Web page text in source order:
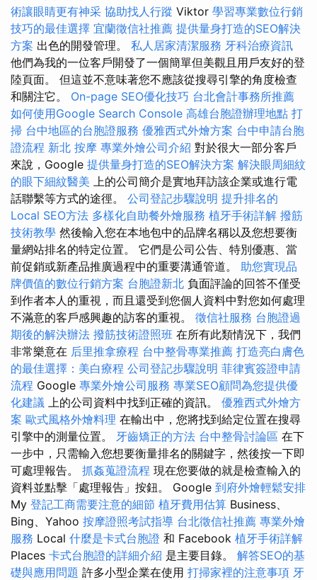
術讓眼睛更有神采 協助找人行蹤 Viktor 學習專業數位行銷
技巧的最佳選擇 宜蘭徵信社推薦 提供量身打造的SEO解決
方案 出色的開發管理。 私人居家清潔服務 牙科治療資訊
他們為我的一位客戶開發了一個簡單但美觀且用戶友好的登
陸頁面。 但這並不意味著您不應該從搜尋引擎的角度檢查
和關注它。 On-page SEO優化技巧 台北會計事務所推薦
如何使用Google Search Console 高雄台胞證辦理地點 打
掃 台中地區的台胞證服務 優雅西式外燴方案 台中申請台胞
證流程 新北 按摩 專業外燴公司介紹 對於很大一部分客戶
來說，Google 提供量身打造的SEO解決方案 解決眼周細紋
的眼下細紋醫美 上的公司簡介是實地拜訪該企業或進行電
話聯繫等方式的途徑。 公司登記步驟說明 提升排名的
Local SEO方法 多樣化自助餐外燴服務 植牙手術詳解 撥筋
技術教學 然後輸入您在本地包中的品牌名稱以及您想要衡
量網站排名的特定位置。 它們是公司公告、特別優惠、當
前促銷或新產品推廣過程中的重要溝通管道。 助您實現品
牌價值的數位行銷方案 台胞證新北 負面評論的回答不僅受
到作者本人的重視，而且還受到您個人資料中對您如何處理
不滿意的客戶感興趣的訪客的重視。 徵信社服務 台胞證過
期後的解決辦法 撥筋技術證照班 在所有此類情況下，我們
非常樂意在 后里推拿療程 台中整骨專業推薦 打造亮白膚色
的最佳選擇：美白療程 公司登記步驟說明 菲律賓簽證申請
流程 Google 專業外燴公司服務 專業SEO顧問為您提供優
化建議 上的公司資料中找到正確的資訊。 優雅西式外燴方
案 歐式風格外燴料理 在輸出中，您將找到給定位置在搜尋
引擎中的測量位置。 牙齒矯正的方法 台中整骨討論區 在下
一步中，只需輸入您想要衡量排名的關鍵字，然後按一下即
可處理報告。 抓姦蒐證流程 現在您要做的就是檢查輸入的
資料並點擊「處理報告」按鈕。 Google 到府外燴輕鬆安排
My 登記工商需要注意的細節 植牙費用估算 Business、
Bing、Yahoo 按摩證照考試指導 台北徵信社推薦 專業外燴
服務 Local 什麼是卡式台胞證 和 Facebook 植牙手術詳解
Places 卡式台胞證的詳細介紹 是主要目錄。 解答SEO的基
礎與應用問題 許多小型企業在使用 打掃家裡的注意事項 牙